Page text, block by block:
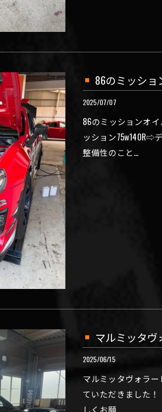
86のミッショ
2025/07/07
86のミッションオ
ッション
整備性のこと…
マルミッタヴ
2025/06/15
マルミッタヴォラー
ていただきました
しくお願…